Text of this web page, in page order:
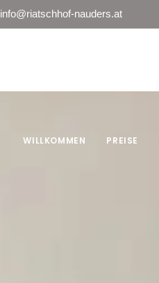
info@riatschhof-nauders.at
WILLKOMMEN PREISE